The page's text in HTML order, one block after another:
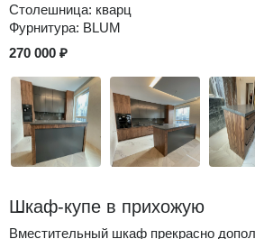
Столешница: кварц
Фурнитура: BLUM
270 000 ₽
Шкаф-купе в прихожую
Вместительный шкаф прекрасно